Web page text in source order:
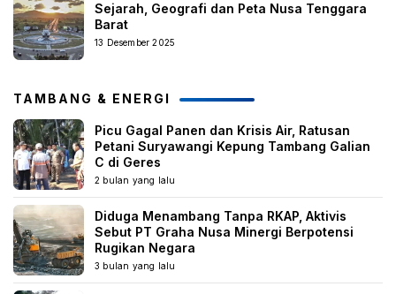
Sejarah, Geografi dan Peta Nusa Tenggara
Barat
13 Desember 2025
TAMBANG & ENERGI
Picu Gagal Panen dan Krisis Air, Ratusan
Petani Suryawangi Kepung Tambang Galian
C di Geres
2 bulan yang lalu
Diduga Menambang Tanpa RKAP, Aktivis
Sebut PT Graha Nusa Minergi Berpotensi
Rugikan Negara
3 bulan yang lalu